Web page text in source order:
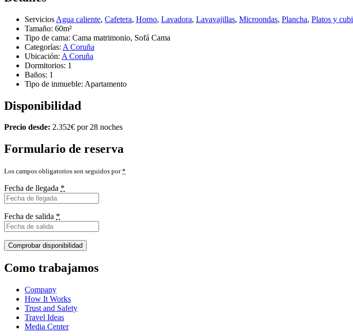
Servicios Agua caliente, Cafetera, Horno, Lavadora, Lavavajillas, Microondas, Plancha, Platos y
Tamaño: 60m²
Tipo de cama: Cama matrimonio, Sofá Cama
Categorías: A Coruña
Ubicación: A Coruña
Dormitorios: 1
Baños: 1
Tipo de inmueble: Apartamento
Disponibilidad
Precio desde: 2.352€ por 28 noches
Formulario de reserva
Los campos obligatorios son seguidos por*
Fecha de llegada *
Fecha de salida *
Como trabajamos
Company
How It Works
Trust and Safety
Travel Ideas
Media Center